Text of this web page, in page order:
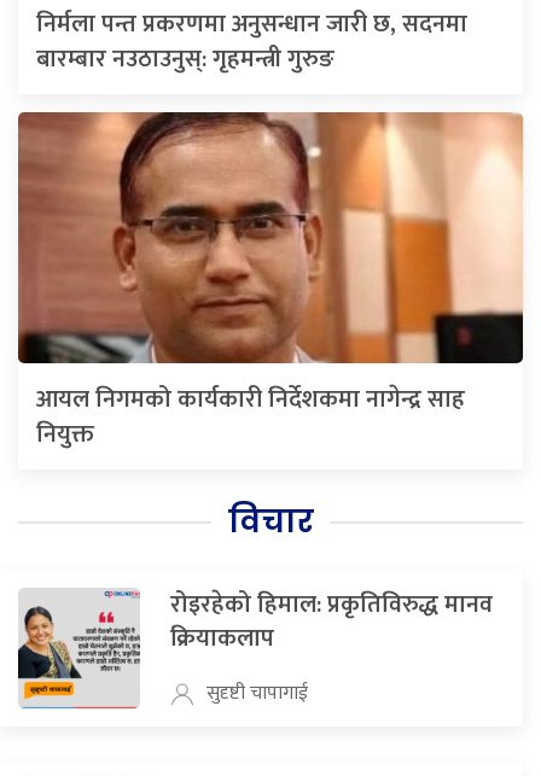
निर्मला पन्त प्रकरणमा अनुसन्धान जारी छ, सदनमा
बारम्बार नउठाउनुस्: गृहमन्त्री गुरुङ
आयल निगमको कार्यकारी निर्देशकमा नागेन्द्र साह
नियुक्त
विचार
रोइरहेको हिमाल: प्रकृतिविरुद्ध मानव
क्रियाकलाप
सुदृष्टी चापागाई